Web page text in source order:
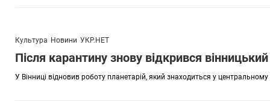
Культура Новини УКР.НЕТ
Після карантину знову відкрився
У Вінниці відновив роботу планетарій, який знаходиться у